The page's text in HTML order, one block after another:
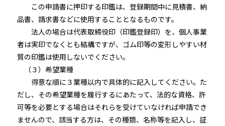
この申請書に押印する印鑑は、登録期間中に見積書、納
品書、請求書などに使用することとなるものです。
法人の場合は代表取締役印（印鑑登録印）を、個人事業
者は実印でなくとも結構ですが、ゴム印等の変形しやすい材
質の印鑑は使用しないでください。
（３）希望業種
得意な順に３業種以内で具体的に記入してください。た
だし、その希望業種を履行するにあたって、法的な資格、許
可等を必要とする場合はそれらを受けていなければ申請でき
ませんので、該当する方は、その種類、名称等を記入し、証